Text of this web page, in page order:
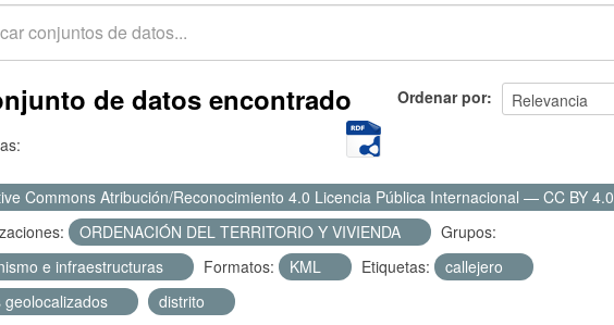
Ordenar por
de datos encontrado
Commons Atribución/Reconocimiento 4.0 Licencia Pública Internacional — CC BY 4.0
ORDENACIÓN DEL TERRITORIO Y VIVIENDA
Grupos:
e infraestructuras
Formatos: KML Etiquetas:
callejero
geolocalizados
distrito